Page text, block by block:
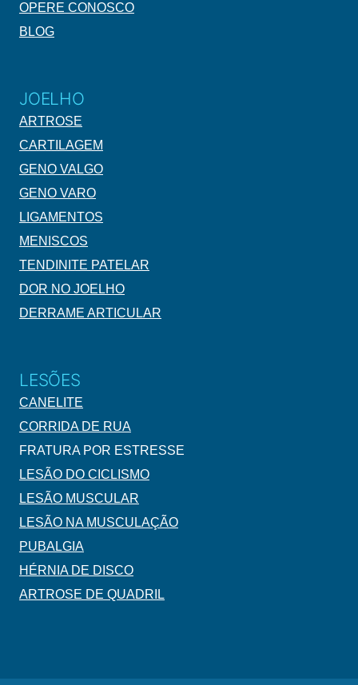
OPERE CONOSCO
BLOG
JOELHO
ARTROSE
CARTILAGEM
GENO VALGO
GENO VARO
LIGAMENTOS
MENISCOS
TENDINITE PATELAR
DOR NO JOELHO
DERRAME ARTICULAR
LESÕES
CANELITE
CORRIDA DE RUA
FRATURA POR ESTRESSE
LESÃO DO CICLISMO
LESÃO MUSCULAR
LESÃO NA MUSCULAÇÃO
PUBALGIA
HÉRNIA DE DISCO
ARTROSE DE QUADRIL